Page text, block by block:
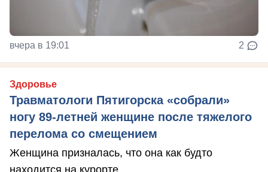
вчера в 19:01 2
Здоровье
Травматологи Пятигорска «собрали»
ногу 89-летней женщине после тяжелого
перелома со смещением
Женщина призналась, что она как будто